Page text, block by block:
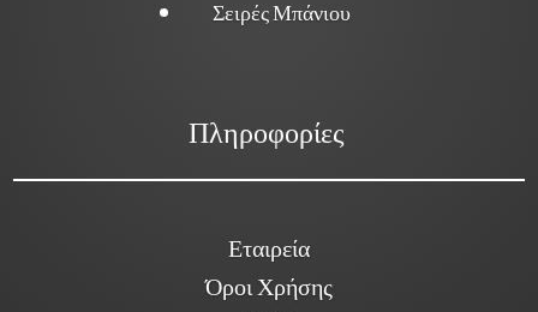
Σειρές Μπάνιου
Πληροφορίες
Εταιρεία
Όροι Χρήσης